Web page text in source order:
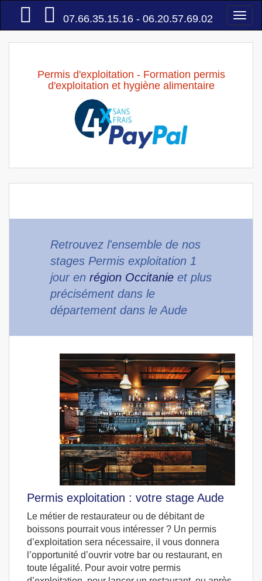
Accueil
07.66.35.15.16 - 06.20.57.69.02
Permis d'exploitation - Formation permis
d'exploitation et hygiène alimentaire
Retrouvez l'ensemble de nos
stages Permis exploitation 1
jour en région Occitanie et plus
précisément dans le
département dans le Aude
Permis exploitation : votre stage Aude
Le métier de restaurateur ou de débitant de
boissons pourrait vous intéresser ? Un permis
d’exploitation sera nécessaire, il vous donnera
l’opportunité d’ouvrir votre bar ou restaurant, en
toute légalité. Pour avoir votre permis